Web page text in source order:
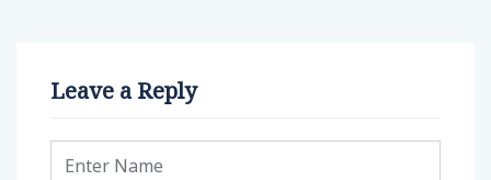
Leave a Reply